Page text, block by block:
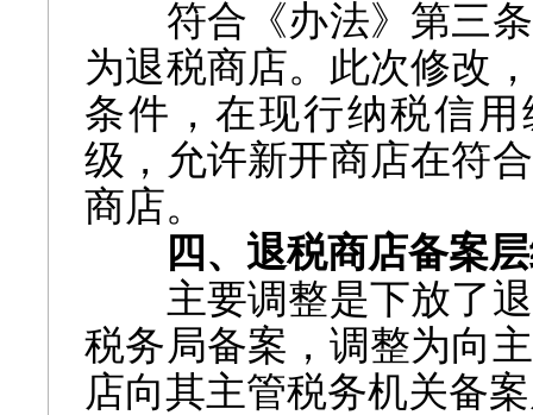
符合《办法》第三
为退税商店。此次修改
条件，在现行纳税信
级，允许新开商店在符
商店。
四、退税商店备案
主要调整是下放了
税务局备案，调整为向
店向其主管税务机关备